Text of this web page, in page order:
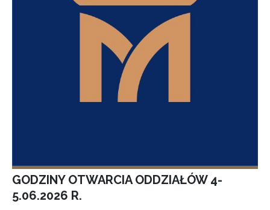
GODZINY OTWARCIA ODDZIAŁÓW 4-
5.06.2026 R.